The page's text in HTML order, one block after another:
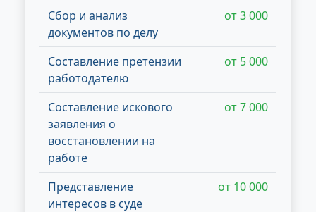
Сбор и анализ
документов по делу
от 3 000
Составление претензии
работодателю
от 5 000
Составление искового
заявления о
восстановлении на
работе
от 7 000
Представление
интересов в суде
от 10 000